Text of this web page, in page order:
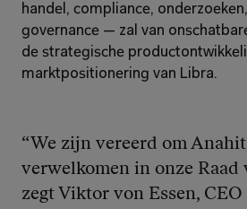
handel, compliance,
governance — zal van
de strategische
marktpositionering van Libra.
“We zijn vereerd om
verwelkomen in onze Raad
zegt Viktor von Essen,